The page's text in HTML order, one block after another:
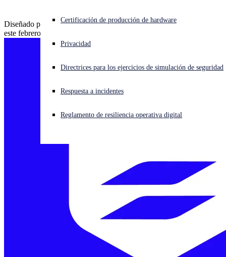
¿Está sufriendo un ciberataque? Obtenga ayuda ahora mismo
Iniciar sesión
Open language switcher
Certificación de producción de hardware
Privacidad
Directrices para los ejercicios de simulación de seguridad
Respuesta a incidentes
Reglamento de resiliencia operativa digital
Diseñado para los MSP Únase a la clase magistral de Sophos MSP
este febrero